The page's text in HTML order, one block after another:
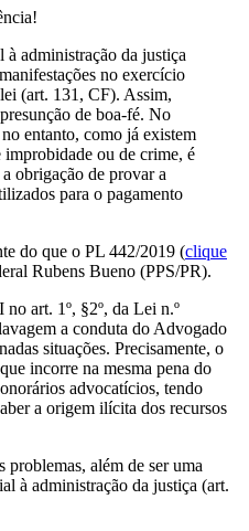
administração da justiça
no exercício
(art. 131, CF). Assim,
de boa-fé. No
entanto, como já existem
ou de crime, é
obrigação de provar a
para o pagamento
do que o PL 442/2019 (clique
Rubens Bueno (PPS/PR).
art. 1º, §2º, da Lei n.º
a conduta do Advogado
situações. Precisamente, o
incorre na mesma pena do
advocatícios, tendo
a origem ilícita dos recursos
problemas, além de ser uma
à administração da justiça (art.